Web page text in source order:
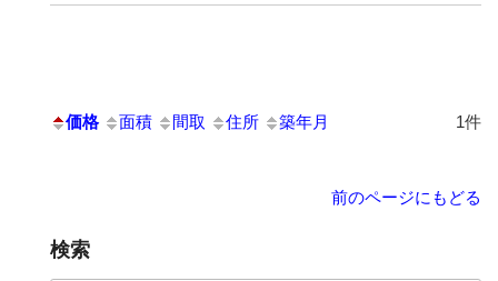
価格 面積 間取 住所 築年月 1件
前のページにもどる
検索